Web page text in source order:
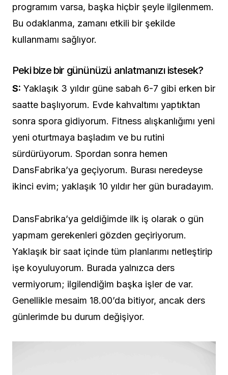
programım varsa, başka hiçbir şeyle ilgilenmem.
Bu odaklanma, zamanı etkili bir şekilde
kullanmamı sağlıyor.
Peki bize bir gününüzü anlatmanızı istesek?
S: Yaklaşık 3 yıldır güne sabah 6-7 gibi erken bir
saatte başlıyorum. Evde kahvaltımı yaptıktan
sonra spora gidiyorum. Fitness alışkanlığımı yeni
yeni oturtmaya başladım ve bu rutini
sürdürüyorum. Spordan sonra hemen
DansFabrika’ya geçiyorum. Burası neredeyse
ikinci evim; yaklaşık 10 yıldır her gün buradayım.
DansFabrika’ya geldiğimde ilk iş olarak o gün
yapmam gerekenleri gözden geçiriyorum.
Yaklaşık bir saat içinde tüm planlarımı netleştirip
işe koyuluyorum. Burada yalnızca ders
vermiyorum; ilgilendiğim başka işler de var.
Genellikle mesaim 18.00’da bitiyor, ancak ders
günlerimde bu durum değişiyor.